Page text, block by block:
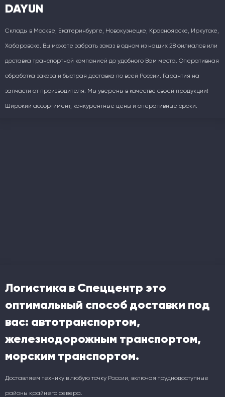
DAYUN
Склады в Москве, Екатеринбурге, Новокузнецке, Красноярске, Иркутске,
Хабаровске. Вы можете забрать заказ в одном из наших 28 филиалов или
доставка транспортной компанией до удобного Вам места. Оперативная
обработка заказа и быстрая доставка по всей России. Гарантия на
запчасти от производителя: Мы уверены в качестве своей продукции!
Широкий ассортимент, конкурентные цены и оперативные сроки.
Логистика в Спеццентр это
оптимальный способ доставки под
вас: автотранспортом,
железнодорожным транспортом,
морским транспортом.
Доставляем технику в любую точку России, включая труднодоступные
районы крайнего севера.